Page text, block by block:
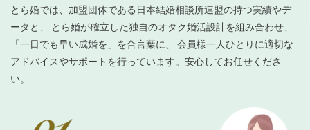
とら婚では、加盟団体である日本結婚相談所連盟の持つ実績やデ
ータと、 とら婚が確立した独自のオタク婚活設計を組み合わせ、
「一日でも早い成婚を」を合言葉に、 会員様一人ひとりに適切な
アドバイスやサポートを行っています。安心してお任せくださ
い。